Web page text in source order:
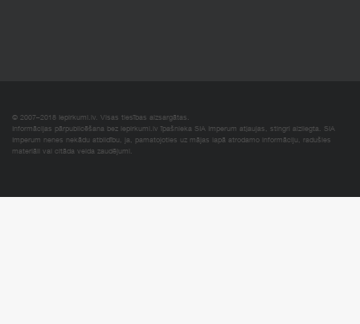
© 2007–2018 Iepirkumi.lv. Visas tiesības aizsargātas.
Informācijas pārpublicēšana bez iepirkumi.lv īpašnieka SIA Imperum atļaujas, stingri aizliegta. SIA
Imperum nenes nekādu atbildību, ja, pamatojoties uz mājas lapā atrodamo informāciju, radušies
materiāli vai citāda veida zaudējumi.